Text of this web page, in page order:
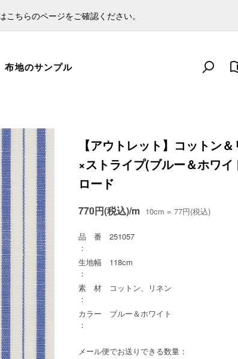
ちらのページをご確認ください。
布地のサンプル
【アウトレット】コットン
×ストライプ(ブルー＆ホワイ
ロード
770円(税込)/m 10cm = 77円(税込)
品 番
：
251057
生地幅
：
118cm
素 材
：
コットン、リネン
カラー
：
ブルー＆ホワイト
メール便でお送りできる数量：